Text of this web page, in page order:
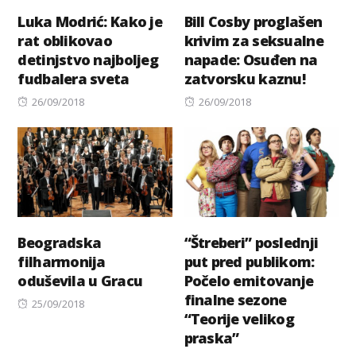
Luka Modrić: Kako je
rat oblikovao
detinjstvo najboljeg
fudbalera sveta
Posted
26/09/2018
Bill Cosby proglašen
krivim za seksualne
napade: Osuđen na
zatvorsku kaznu!
Posted
26/09/2018
Beogradska
filharmonija
oduševila u Gracu
Posted
25/09/2018
“Štreberi” poslednji
put pred publikom:
Počelo emitovanje
finalne sezone
“Teorije velikog
praska”